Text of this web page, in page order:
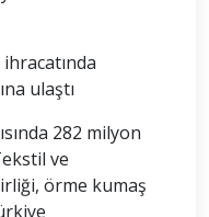
ulaştı
282 milyon
ve
örme kumaş